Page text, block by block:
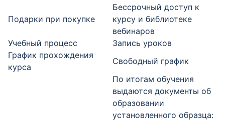
Подарки при покупке
Бессрочный доступ к
курсу и библиотеке
вебинаров
Учебный процесс
Запись уроков
График прохождения
курса
Свободный график
По итогам обучения
выдаются документы об
образовании
установленного образца: